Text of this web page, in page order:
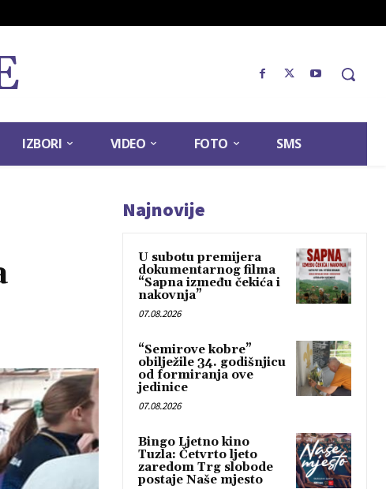
IZBORI VIDEO FOTO SMS
Najnovije
U subotu premijera
dokumentarnog filma
“Sapna između čekića i
nakovnja”
07.08.2026
“Semirove kobre”
obilježile 34. godišnjicu
od formiranja ove
jedinice
07.08.2026
Bingo Ljetno kino
Tuzla: Četvrto ljeto
zaredom Trg slobode
postaje Naše mjesto